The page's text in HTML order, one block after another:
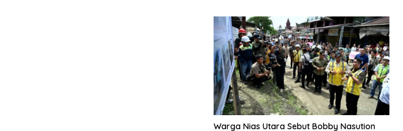
Warga Nias Utara Sebut Bobby Nasution